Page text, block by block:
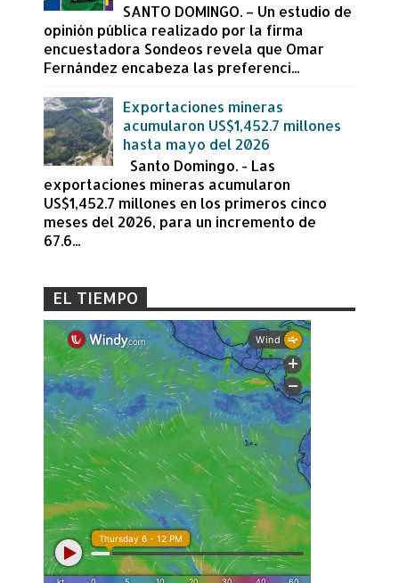
SANTO DOMINGO. – Un estudio de
opinión pública realizado por la firma
encuestadora Sondeos revela que Omar
Fernández encabeza las preferenci...
Exportaciones mineras
acumularon US$1,452.7 millones
hasta mayo del 2026
Santo Domingo. - Las
exportaciones mineras acumularon
US$1,452.7 millones en los primeros cinco
meses del 2026, para un incremento de
67.6...
EL TIEMPO